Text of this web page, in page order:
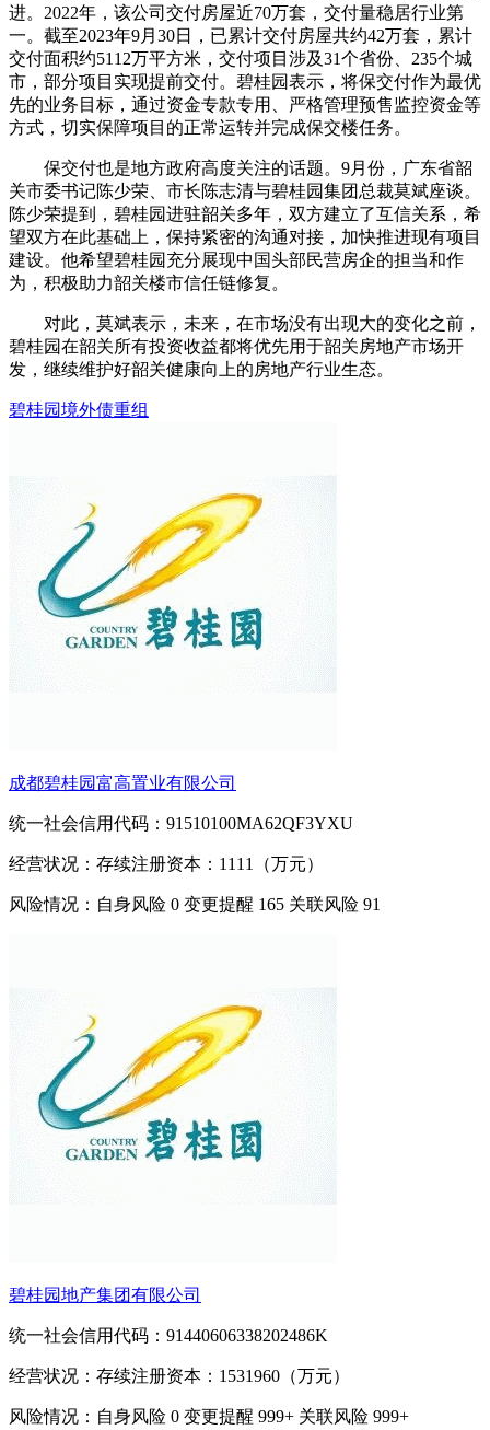
进。2022年，该公司交付房屋近70万套，交付量稳居行业第
一。截至2023年9月30日，已累计交付房屋共约42万套，累计
交付面积约5112万平方米，交付项目涉及31个省份、235个城
市，部分项目实现提前交付。碧桂园表示，将保交付作为最优
先的业务目标，通过资金专款专用、严格管理预售监控资金等
方式，切实保障项目的正常运转并完成保交楼任务。
保交付也是地方政府高度关注的话题。9月份，广东省韶
关市委书记陈少荣、市长陈志清与碧桂园集团总裁莫斌座谈。
陈少荣提到，碧桂园进驻韶关多年，双方建立了互信关系，希
望双方在此基础上，保持紧密的沟通对接，加快推进现有项目
建设。他希望碧桂园充分展现中国头部民营房企的担当和作
为，积极助力韶关楼市信任链修复。
对此，莫斌表示，未来，在市场没有出现大的变化之前，
碧桂园在韶关所有投资收益都将优先用于韶关房地产市场开
发，继续维护好韶关健康向上的房地产行业生态。
碧桂园境外债重组
成都碧桂园富高置业有限公司
统一社会信用代码：91510100MA62QF3YXU
经营状况：存续注册资本：1111（万元）
风险情况：自身风险 0 变更提醒 165 关联风险 91
碧桂园地产集团有限公司
统一社会信用代码：91440606338202486K
经营状况：存续注册资本：1531960（万元）
风险情况：自身风险 0 变更提醒 999+ 关联风险 999+